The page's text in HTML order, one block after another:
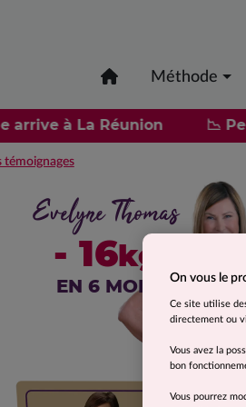
Méthode
à La Réunion 📉
témoignages
Evelyne Thomas
- 16kg
EN 6 MOIS On vous le
Ce site utilise
directement ou
Vous avez la
bon
Vous pourrez